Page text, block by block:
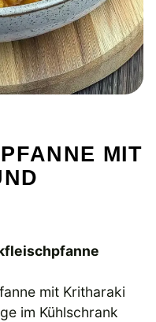
MIT
mit Kritharaki
im Kühlschrank